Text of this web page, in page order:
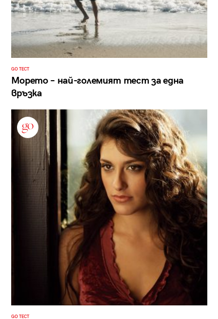
GO ТЕСТ
Морето – най-големият тест за една
връзка
GO ТЕСТ